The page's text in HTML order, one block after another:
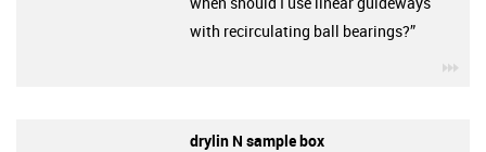
with recirculating ball bearings?”
drylin N sample box